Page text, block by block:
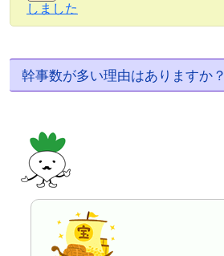
しました
幹事数が多い理由はありますか？